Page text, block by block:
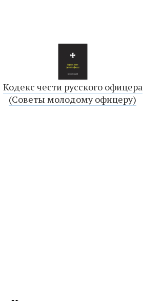
Кодекс чести русского офицера
(Советы молодому офицеру)